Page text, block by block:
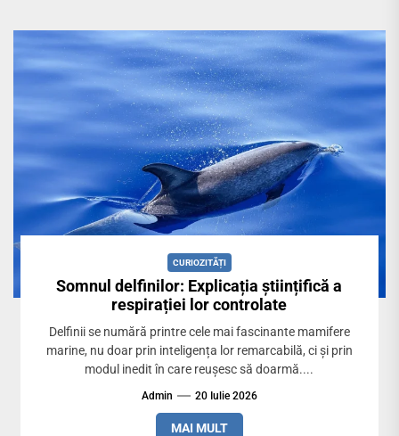
CURIOZITĂȚI
Somnul delfinilor: Explicația științifică a
respirației lor controlate
Delfinii se numără printre cele mai fascinante mamifere
marine, nu doar prin inteligența lor remarcabilă, ci și prin
modul inedit în care reușesc să doarmă....
Admin 20 Iulie 2026
MAI MULT